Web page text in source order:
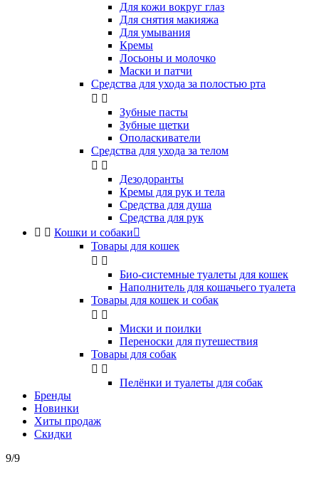
Для кожи вокруг глаз
Для снятия макияжа
Для умывания
Кремы
Лосьоны и молочко
Маски и патчи
Средства для ухода за полостью рта
 
Зубные пасты
Зубные щетки
Ополаскиватели
Средства для ухода за телом
 
Дезодоранты
Кремы для рук и тела
Средства для душа
Средства для рук
  Кошки и собаки
Товары для кошек
 
Био-системные туалеты для кошек
Наполнитель для кошачьего туалета
Товары для кошек и собак
 
Миски и поилки
Переноски для путешествия
Товары для собак
 
Пелёнки и туалеты для собак
Бренды
Новинки
Хиты продаж
Скидки
9/9